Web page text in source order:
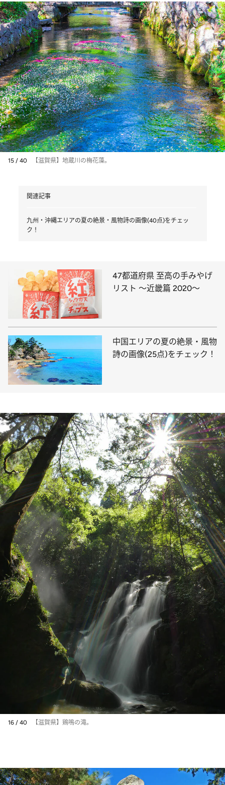
15 / 40 【滋賀県】地蔵川の梅花藻。
関連記事
九州・沖縄エリアの夏の絶景・風物詩の画像(40点)をチェッ
ク！
47都道府県 至高の手みやげ
リスト ～近畿篇 2020～
中国エリアの夏の絶景・風物
詩の画像(25点)をチェック！
16 / 40 【滋賀県】鶏鳴の滝。